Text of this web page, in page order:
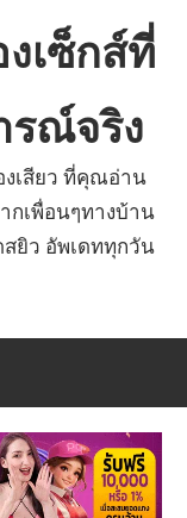
งเซ็กส์ที่
รณ์จริง
งเสียว ที่คุณอ่าน
กเพื่อนๆทางบ้าน
ยิว อัพเดททุกวัน